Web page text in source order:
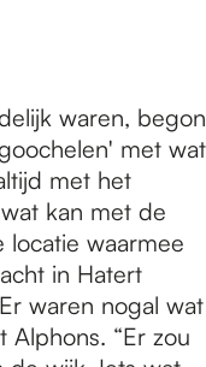
waren, begon
met wat
met het
kan met de
waarmee
in Hatert
waren nogal wat
Alphons. “Er zou